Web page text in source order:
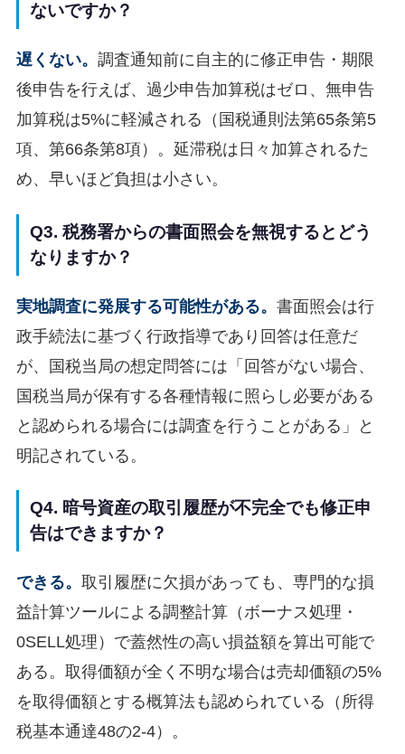
ないですか？
遅くない。 調査通知前に自主的に修正申告・期限
後申告を行えば、過少申告加算税はゼロ、無申告
加算税は5%に軽減される（国税通則法第65条第5
項、第66条第8項）。延滞税は日々加算されるた
め、早いほど負担は小さい。
Q3. 税務署からの書面照会を無視するとどう
なりますか？
実地調査に発展する可能性がある。 書面照会は行
政手続法に基づく行政指導であり回答は任意だ
が、国税当局の想定問答には「回答がない場合、
国税当局が保有する各種情報に照らし必要がある
と認められる場合には調査を行うことがある」と
明記されている。
Q4. 暗号資産の取引履歴が不完全でも修正申
告はできますか？
できる。 取引履歴に欠損があっても、専門的な損
益計算ツールによる調整計算（ボーナス処理・
0SELL処理）で蓋然性の高い損益額を算出可能で
ある。取得価額が全く不明な場合は売却価額の5%
を取得価額とする概算法も認められている（所得
税基本通達48の2-4）。